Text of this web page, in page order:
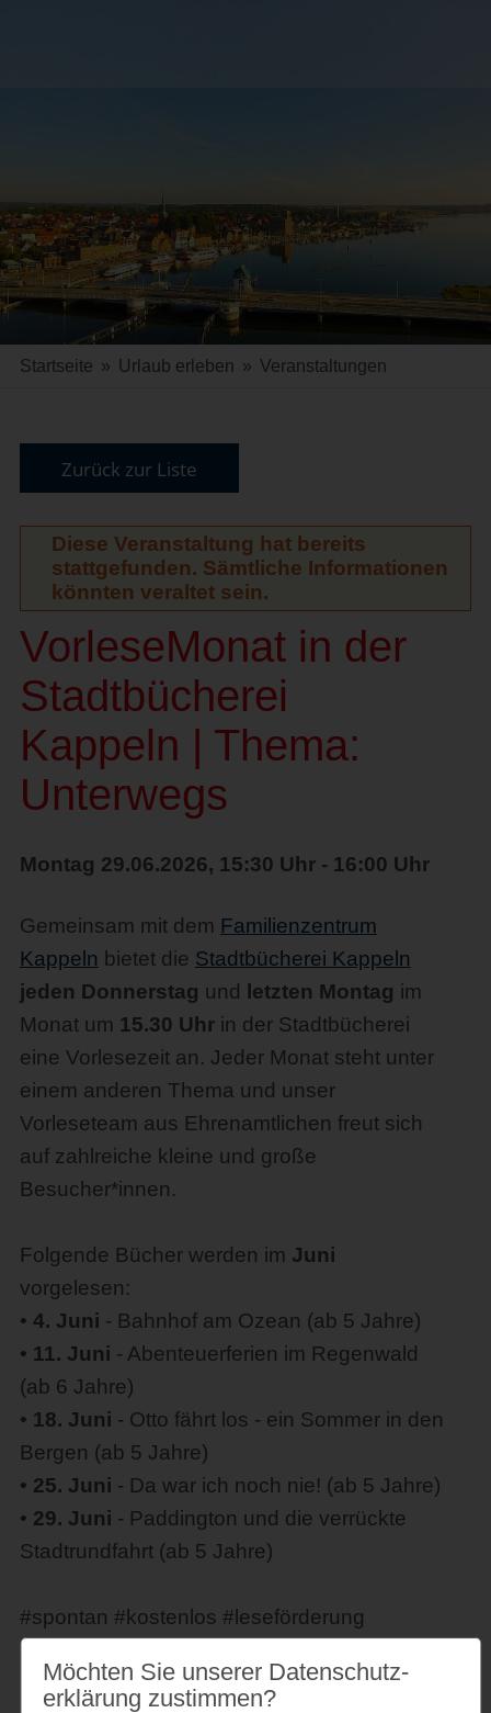
Startseite » Urlaub erleben » Veranstaltungen
Zurück zur Liste
Diese Veranstaltung hat bereits
stattgefunden. Sämtliche Informationen
könnten veraltet sein.
VorleseMonat in der
Stadtbücherei
Kappeln | Thema:
Unterwegs
Montag 29.06.2026, 15:30 Uhr - 16:00 Uhr
Gemeinsam mit dem Familienzentrum
Kappeln bietet die Stadtbücherei Kappeln
jeden Donnerstag und letzten Montag im
Monat um 15.30 Uhrin der Stadtbücherei
eine Vorlesezeit an. Jeder Monat steht unter
einem anderen Thema und unser
Vorleseteam aus Ehrenamtlichen freut sich
auf zahlreiche kleine und große
Besucher*innen.
Folgende Bücher werden im Juni
vorgelesen:
• 4. Juni - Bahnhof am Ozean (ab 5 Jahre)
• 11. Juni - Abenteuerferien im Regenwald
(ab 6 Jahre)
• 18. Juni - Otto fährt los - ein Sommer in den
Bergen (ab 5 Jahre)
• 25. Juni - Da war ich noch nie! (ab 5 Jahre)
• 29. Juni - Paddington und die verrückte
Stadtrundfahrt (ab 5 Jahre)
#spontan #kostenlos #leseförderung
Möchten Sie unserer Datenschutz­
erklärung zustimmen?